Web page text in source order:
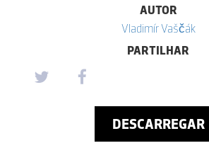
AUTOR
Vladimír Vaščák
PARTILHAR
DESCARREGAR